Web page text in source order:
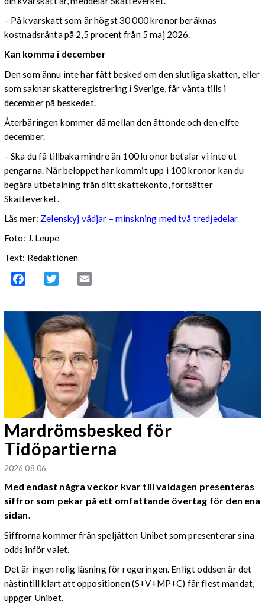
– På kvarskatt som är högst 30 000 kronor beräknas
kostnadsränta på 2,5 procent från 5 maj 2026.
Kan komma i december
Den som ännu inte har fått besked om den slutliga skatten, eller
som saknar skatteregistrering i Sverige, får vänta tills i
december på beskedet.
Återbäringen kommer då mellan den åttonde och den elfte
december.
– Ska du få tillbaka mindre än 100 kronor betalar vi inte ut
pengarna. När beloppet har kommit upp i 100 kronor kan du
begära utbetalning från ditt skattekonto, fortsätter
Skatteverket.
Läs mer: Zelenskyj vädjar – minskning med två tredjedelar
Foto: J. Leupe
Text: Redaktionen
Facebook Twitter
Mardrömsbesked för
Tidöpartierna
2026 08 06
Med endast några veckor kvar till valdagen presenteras
siffror som pekar på ett omfattande övertag för den ena
sidan.
Siffrorna kommer från speljätten Unibet som presenterar sina
odds inför valet.
Det är ingen rolig läsning för regeringen. Enligt oddsen är det
nästintill klart att oppositionen (S+V+MP+C) får flest mandat,
uppger Unibet.